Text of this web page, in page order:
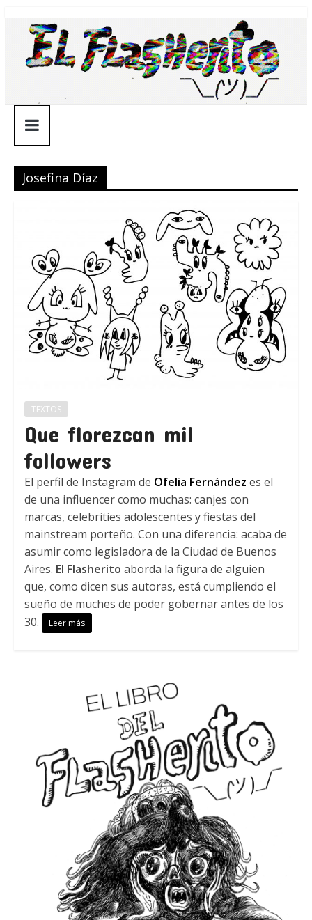
contenido
¯\_(ツ)_/
¯
Josefina Díaz
TEXTOS
Que florezcan mil
followers
El perfil de Instagram de Ofelia Fernández es el
de una influencer como muchas: canjes con
marcas, celebrities adolescentes y fiestas del
mainstream porteño. Con una diferencia: acaba de
asumir como legisladora de la Ciudad de Buenos
Aires. El Flasherito aborda la figura de alguien
que, como dicen sus autoras, está cumpliendo el
sueño de muches de poder gobernar antes de los
30.
Leer más